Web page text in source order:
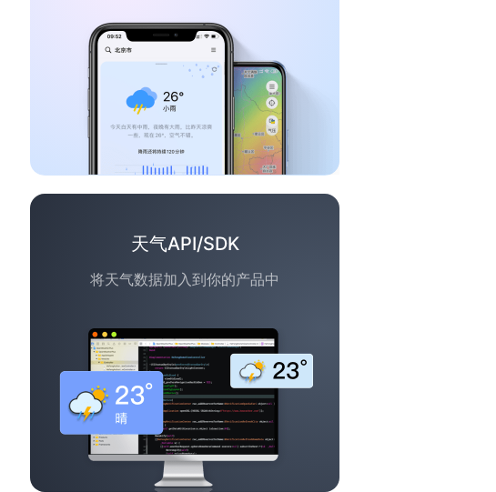
天气API/SDK
将天气数据加入到你的产品中